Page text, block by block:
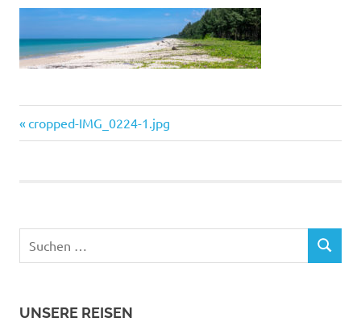
Beitragsnavigation
Vorheriger
Beitrag:
cropped-IMG_0224-1.jpg
nach:
SUCHEN
UNSERE REISEN